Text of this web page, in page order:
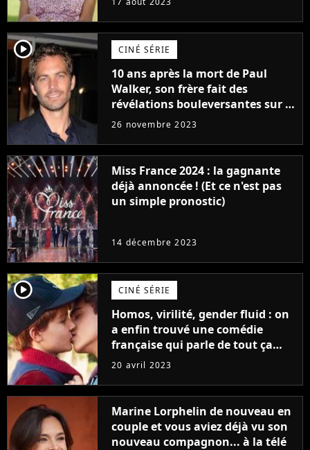
player2 CINÉ SÉRIE
10 ans après la mort de Paul
Walker, son frère fait des
révélations bouleversantes sur la
réaction des acteurs de Fast and
26 novembre 2023
Miss France 2024 : la gagnante
déjà annoncée ! (Et ce n'est pas
un simple pronostic)
14 décembre 2023
player2 CINÉ SÉRIE
Homos, virilité, gender fluid : on
a enfin trouvé une comédie
française qui parle de tout ça
sans être super ringarde
20 avril 2023
Marine Lorphelin de nouveau en
couple et vous aviez déjà vu son
nouveau compagnon... à la télé